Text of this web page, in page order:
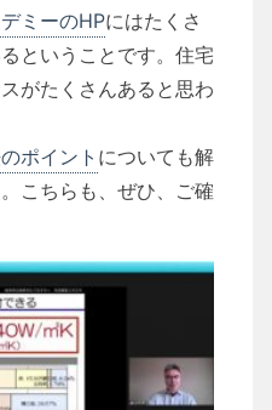
ミーのHPにはたくさ
ということです。住宅
がたくさんあると思わ
ポイント についても解
こちらも、ぜひ、ご確